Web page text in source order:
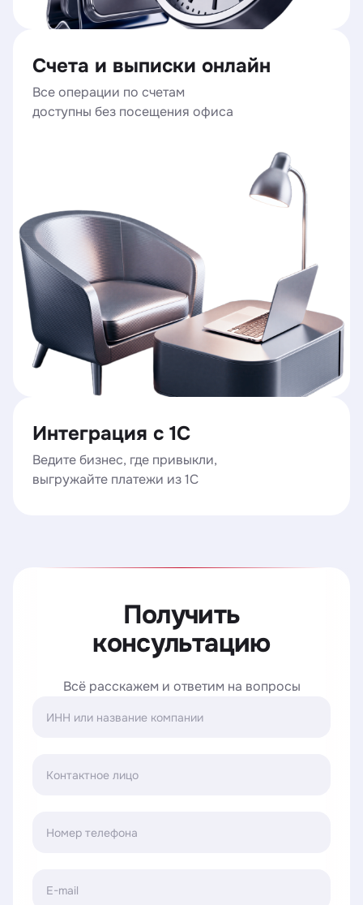
Счета и выписки онлайн
Все операции по счетам
доступны без посещения офиса
Интеграция с 1С
Ведите бизнес, где привыкли,
выгружайте платежи из 1С
Получить
консультацию
Всё расскажем и ответим на вопросы
ИНН или название компании
Контактное лицо
Номер телефона
E-mail